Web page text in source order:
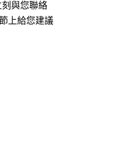
刻與您聯絡
上給您建議